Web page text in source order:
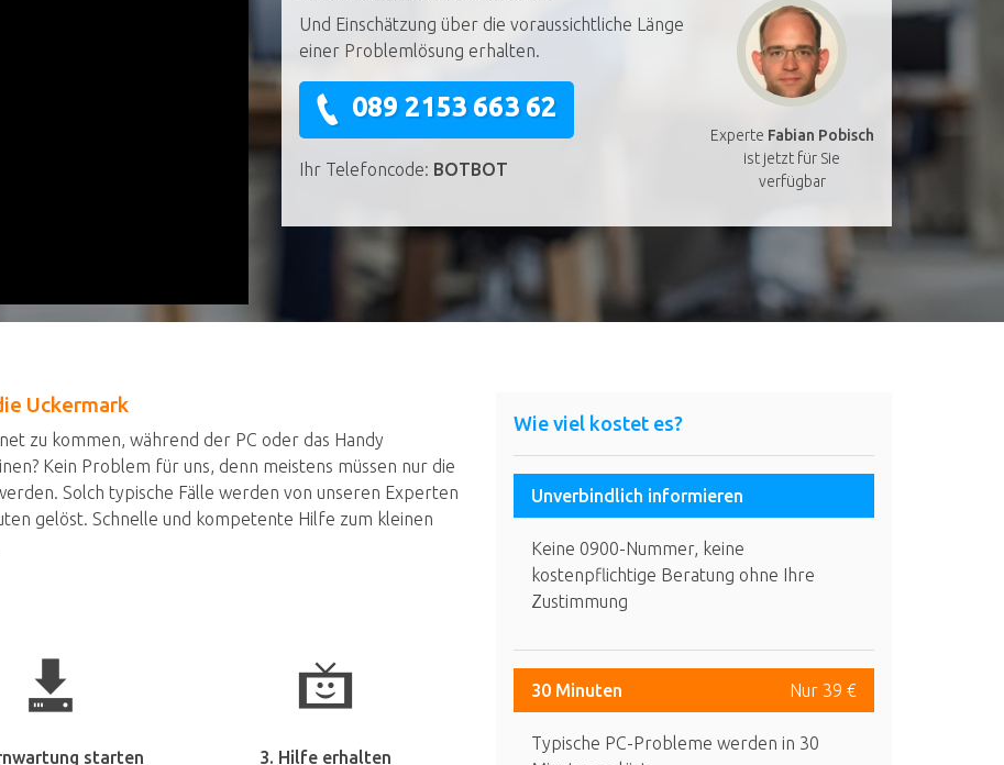
Experte Fabian Pobisch
ist jetzt für Sie
verfügbar
Und Einschätzung über die voraussichtliche Länge
einer Problemlösung erhalten.
089 2153 663 62
Ihr Telefoncode: BOTBOT
Uckermark
zu kommen, während der PC oder das Handy
Kein Problem für uns, denn meistens müssen nur die
Solch typische Fälle werden von unseren Experten
gelöst. Schnelle und kompetente Hilfe zum kleinen
starten 3. Hilfe erhalten
Wie viel kostet es?
Unverbindlich informieren
Keine 0900-Nummer, keine
kostenpflichtige Beratung ohne Ihre
Zustimmung
30 Minuten Nur 39 €
Typische PC-Probleme werden in 30